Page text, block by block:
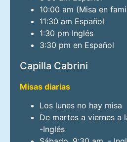
10:00 am (Misa en
11:30 am Español
1:30 pm Inglés
3:30 pm en Español
Capilla Cabrini
Misas diarias
Los lunes no hay misa
De martes a viernes a
-Inglés